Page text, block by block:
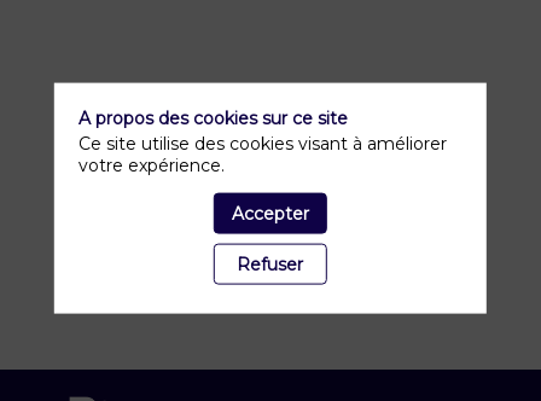
A propos des cookies sur ce site
Ce site utilise des cookies visant à améliorer
votre expérience.
Accepter
Refuser